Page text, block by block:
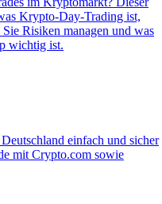
Krypto-Day-Trading ist,
Risiken managen und was
wichtig ist.
einfach und sicher
mit Crypto.com sowie